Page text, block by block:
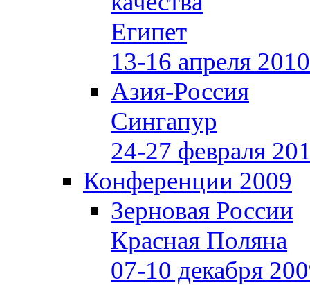
Египет
13-16 апреля 2010
Азия-Россия
Сингапур
24-27 февраля
Конференции 2009
Зерновая России
Красная Поляна
07-10 декабря